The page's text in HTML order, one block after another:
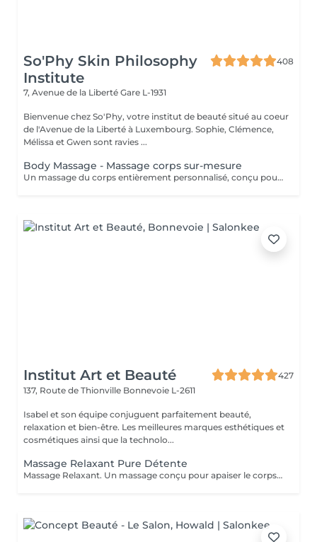
So'Phy Skin Philosophy
Institute
408
7, Avenue de la Liberté Gare L-1931
Bienvenue chez So'Phy, votre institut de beauté situé au coeur
de l'Avenue de la Liberté à Luxembourg. Sophie, Clémence,
Mélissa et Gwen sont ravies ...
Body Massage - Massage corps sur-mesure
Un massage du corps entièrement personnalisé, conçu pour s'adapter à vos besoins et aux tensions ressenties. Dès votre installation sur une table chauffante, tout est pensé pour favoriser le relâchement et le confort. L'huile utilisée est choisie selon vos préférences pour accompagner ce moment de détente. Grâce à une combinaison de manuvres enveloppantes, de pressions ciblées, d'étirements et de gestes drainants, ce massage agit en profondeur pour libérer les tensions, relâcher les zones contractées et procurer une sensation de légèreté. La pression et le rythme sont ajustés tout au long du soin afin de vous offrir un équilibre entre relaxation et efficacité. Une version adaptée est également proposée pour les femmes enceintes (45 minutes), garantissant un moment de détente en toute sécurité. Un soin idéal pour relâcher les tensions du corps, apaiser l'esprit et retrouver une sensation de bien-être global.
Institut Art et Beauté
427
137, Route de Thionville Bonnevoie L-2611
Isabel et son équipe conjuguent parfaitement beauté,
relaxation et bien-être. Les meilleures marques esthétiques et
cosmétiques ainsi que la technolo...
Massage Relaxant Pure Détente
Massage Relaxant. Un massage conçu pour apaiser le corps et l'esprit, soulager les tensions et vous offrir un moment de pure détente pour homme et femme, Détente Musculaire : Les mouvements doux et enveloppants relâchent les tensions accumulées, offrant une sensation de légèreté et de bien-être physique. Revitalisation de l'Esprit : Un massage relaxant aide à clarifier les pensées et à retrouver une paix intérieure, indispensable pour affronter le quotidien avec sérénité. Réduction du Stress : Les massages relaxants permettent de diminuer les niveaux de stress en induisant une profonde relaxation et en équilibrant les émotions. Amélioration du Sommeil : En relaxant les muscles et en calmant l'esprit, ces massages favorisent un sommeil réparateur et de meilleure qualité. Praticiennes Qualifiées : Sont spécialisés dans les techniques de relaxation pour vous offrir une expérience relaxante. Ambiance Apaisante : Profitez d'un environnement calme idéal pour une évasion . Adapté à Tous : Que vous soyez un homme ou une femme, nos massages sont personnalisés pour répondre à vos besoins spécifiques. Accordez-vous un moment de paix et de détente car personne ne le mérite plus que vous.